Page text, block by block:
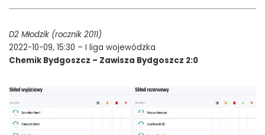
D2 Młodzik (rocznik 2011)
2022-10-09, 15:30 – I liga wojewódzka
Chemik Bydgoszcz – Zawisza Bydgoszcz 2:0